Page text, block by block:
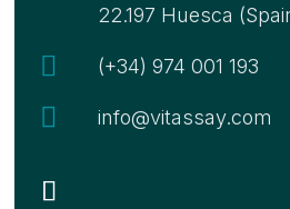
22.197 Huesca
 (+34) 974 001 193
 info@vitassay.com